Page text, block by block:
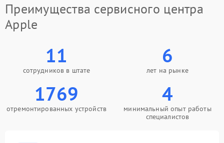
Преимущества сервисного центра
Apple
11
сотрудников в штате
6
лет на рынке
1769
отремонтированных устройств
4
минимальный опыт работы
специалистов